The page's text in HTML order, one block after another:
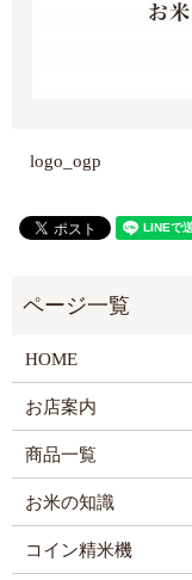
logo_ogp
HOME
お店案内
商品一覧
お米の知識
コイン精米機